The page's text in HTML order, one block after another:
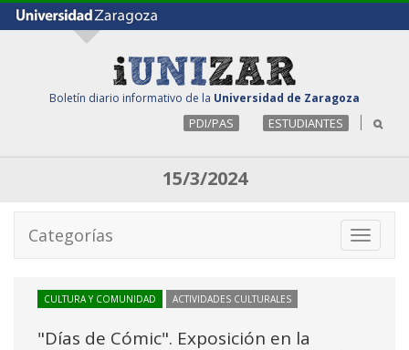
Boletín diario informativo de la Universidad de Zaragoza
PDI/PAS ESTUDIANTES
15/3/2024
Toggle
Categorías
CULTURA Y COMUNIDAD ACTIVIDADES CULTURALES
"Días de Cómic". Exposición en la